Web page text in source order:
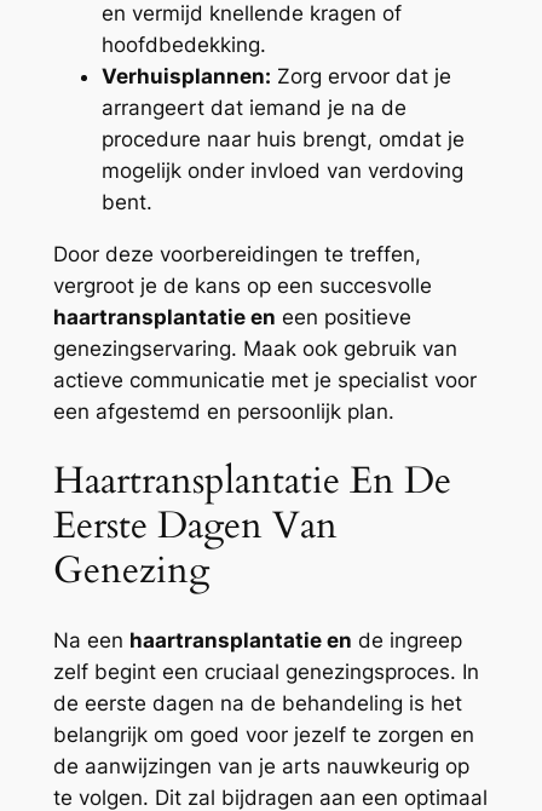
en vermijd knellende kragen of
hoofdbedekking.
Verhuisplannen: Zorg ervoor dat je
arrangeert dat iemand je na de
procedure naar huis brengt, omdat je
mogelijk onder invloed van verdoving
bent.
Door deze voorbereidingen te treffen,
vergroot je de kans op een succesvolle
haartransplantatie en een positieve
genezingservaring. Maak ook gebruik van
actieve communicatie met je specialist voor
een afgestemd en persoonlijk plan.
Haartransplantatie En De
Eerste Dagen Van
Genezing
Na een haartransplantatie en de ingreep
zelf begint een cruciaal genezingsproces. In
de eerste dagen na de behandeling is het
belangrijk om goed voor jezelf te zorgen en
de aanwijzingen van je arts nauwkeurig op
te volgen. Dit zal bijdragen aan een optimaal